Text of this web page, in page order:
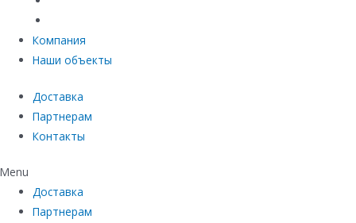
Компания
Наши объекты
Доставка
Партнерам
Контакты
Menu
Доставка
Партнерам